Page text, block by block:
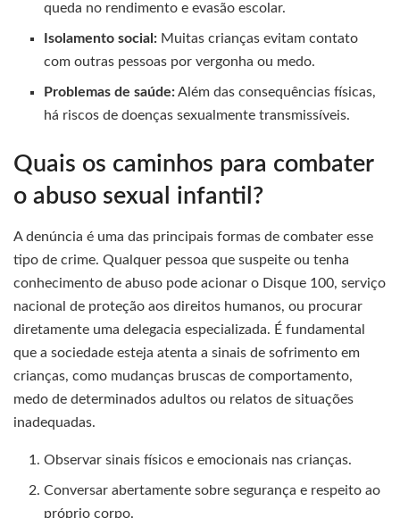
queda no rendimento e evasão escolar.
Isolamento social: Muitas crianças evitam contato
com outras pessoas por vergonha ou medo.
Problemas de saúde:Além das consequências físicas,
há riscos de doenças sexualmente transmissíveis.
Quais os caminhos para combater
o abuso sexual infantil?
A denúncia é uma das principais formas de combater esse
tipo de crime. Qualquer pessoa que suspeite ou tenha
conhecimento de abuso pode acionar o Disque 100, serviço
nacional de proteção aos direitos humanos, ou procurar
diretamente uma delegacia especializada. É fundamental
que a sociedade esteja atenta a sinais de sofrimento em
crianças, como mudanças bruscas de comportamento,
medo de determinados adultos ou relatos de situações
inadequadas.
Observar sinais físicos e emocionais nas crianças.
Conversar abertamente sobre segurança e respeito ao
próprio corpo.